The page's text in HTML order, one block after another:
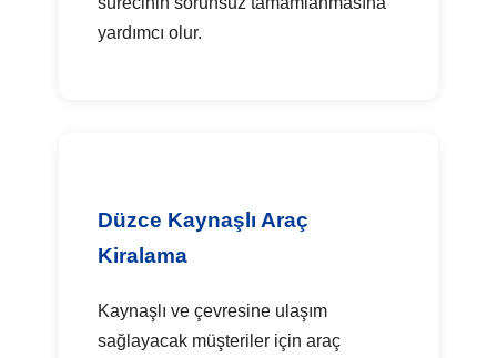
yardımcı olur.
Düzce Kaynaşlı Araç
Kiralama
Kaynaşlı ve çevresine ulaşım
sağlayacak müşteriler için araç